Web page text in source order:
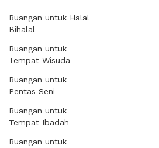
Ruangan untuk Halal
Bihalal
Ruangan untuk
Tempat Wisuda
Ruangan untuk
Pentas Seni
Ruangan untuk
Tempat Ibadah
Ruangan untuk